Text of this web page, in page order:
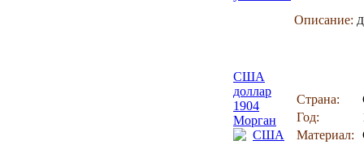
Описание:
США
доллар
1904
Морган
Страна:
Год:
Материал: